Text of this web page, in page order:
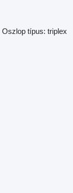
Oszlop típus: triplex